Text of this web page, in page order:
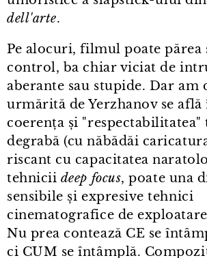
dell'arte.
Pe alocuri, filmul poate părea
control, ba chiar viciat de
aberante sau stupide. Dar am
urmărită de Yerzhanov se
coerența și
degrabă (cu năbădăi
riscant cu capacitatea
tehnicii deep focus, poate una
sensibile și expresive tehnici
cinematografice de
Nu prea contează CE se
ci CUM se întâmplă.